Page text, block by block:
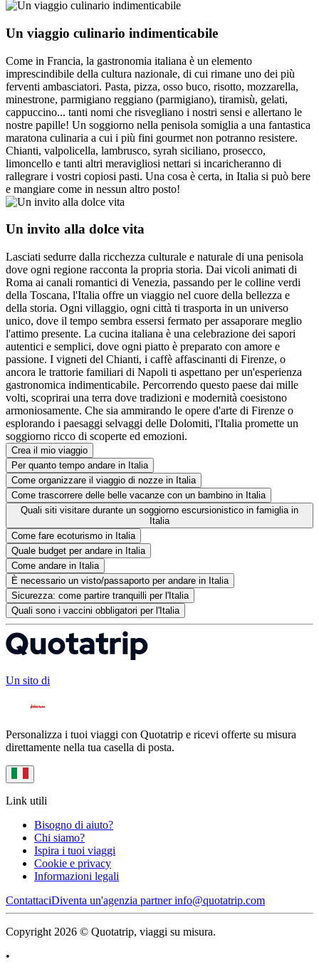
Un viaggio culinario indimenticabile
Come in Francia, la gastronomia italiana è un elemento
imprescindibile della cultura nazionale, di cui rimane uno dei più
ferventi ambasciatori. Pasta, pizza, osso buco, risotto, mozzarella,
minestrone, parmigiano reggiano (parmigiano), tiramisù, gelati,
cappuccino... tanti nomi che risvegliano i nostri sensi e allertano le
nostre papille! Un soggiorno nella penisola somiglia a una fantastica
maratona culinaria a cui i più fini gourmet non potranno resistere.
Chianti, valpolicella, lambrusco, syrah siciliano, prosecco,
limoncello e tanti altri meravigliosi nettari si incaricheranno di
rallegrare i vostri copiosi pasti. Una cosa è certa, in Italia si può bere
e mangiare come in nessun altro posto!
Un invito alla dolce vita
Lasciati sedurre dalla ricchezza culturale e naturale di una penisola
dove ogni regione racconta la propria storia. Dai vicoli animati di
Roma ai canali romantici di Venezia, passando per le colline verdi
della Toscana, l'Italia offre un viaggio nel cuore della bellezza e
della storia. Ogni villaggio, ogni città ti trasporta in un universo
unico, dove il tempo sembra essersi fermato per assaporare meglio
l'attimo presente. La cucina italiana è una celebrazione dei sapori
autentici e semplici, dove ogni piatto è preparato con amore e
passione. I vigneti del Chianti, i caffè affascinanti di Firenze, o
ancora le trattorie familiari di Napoli ti aspettano per un'esperienza
gastronomica indimenticabile. Percorrendo questo paese dai mille
volti, scoprirai una terra dove tradizioni e modernità coesistono
armoniosamente. Che sia ammirando le opere d'arte di Firenze o
esplorando i paesaggi selvaggi delle Dolomiti, l'Italia promette un
soggiorno ricco di scoperte ed emozioni.
Crea il mio viaggio
Per quanto tempo andare in Italia
Come organizzare il viaggio di nozze in Italia
Come trascorrere delle belle vacanze con un bambino in Italia
Quali siti visitare durante un soggiorno escursionistico in famiglia in
Italia
Come fare ecoturismo in Italia
Quale budget per andare in Italia
Come andare in Italia
È necessario un visto/passaporto per andare in Italia
Sicurezza: come partire tranquilli per l'Italia
Quali sono i vaccini obbligatori per l'Italia
Un sito di
Personalizza i tuoi viaggi con Quotatrip e ricevi offerte su misura
direttamente nella tua casella di posta.
Link utili
Bisogno di aiuto?
Chi siamo?
Ispira i tuoi viaggi
Cookie e privacy
Informazioni legali
ContattaciDiventa un'agenzia partnerinfo@quotatrip.com
Copyright 2026 © Quotatrip, viaggi su misura.
•